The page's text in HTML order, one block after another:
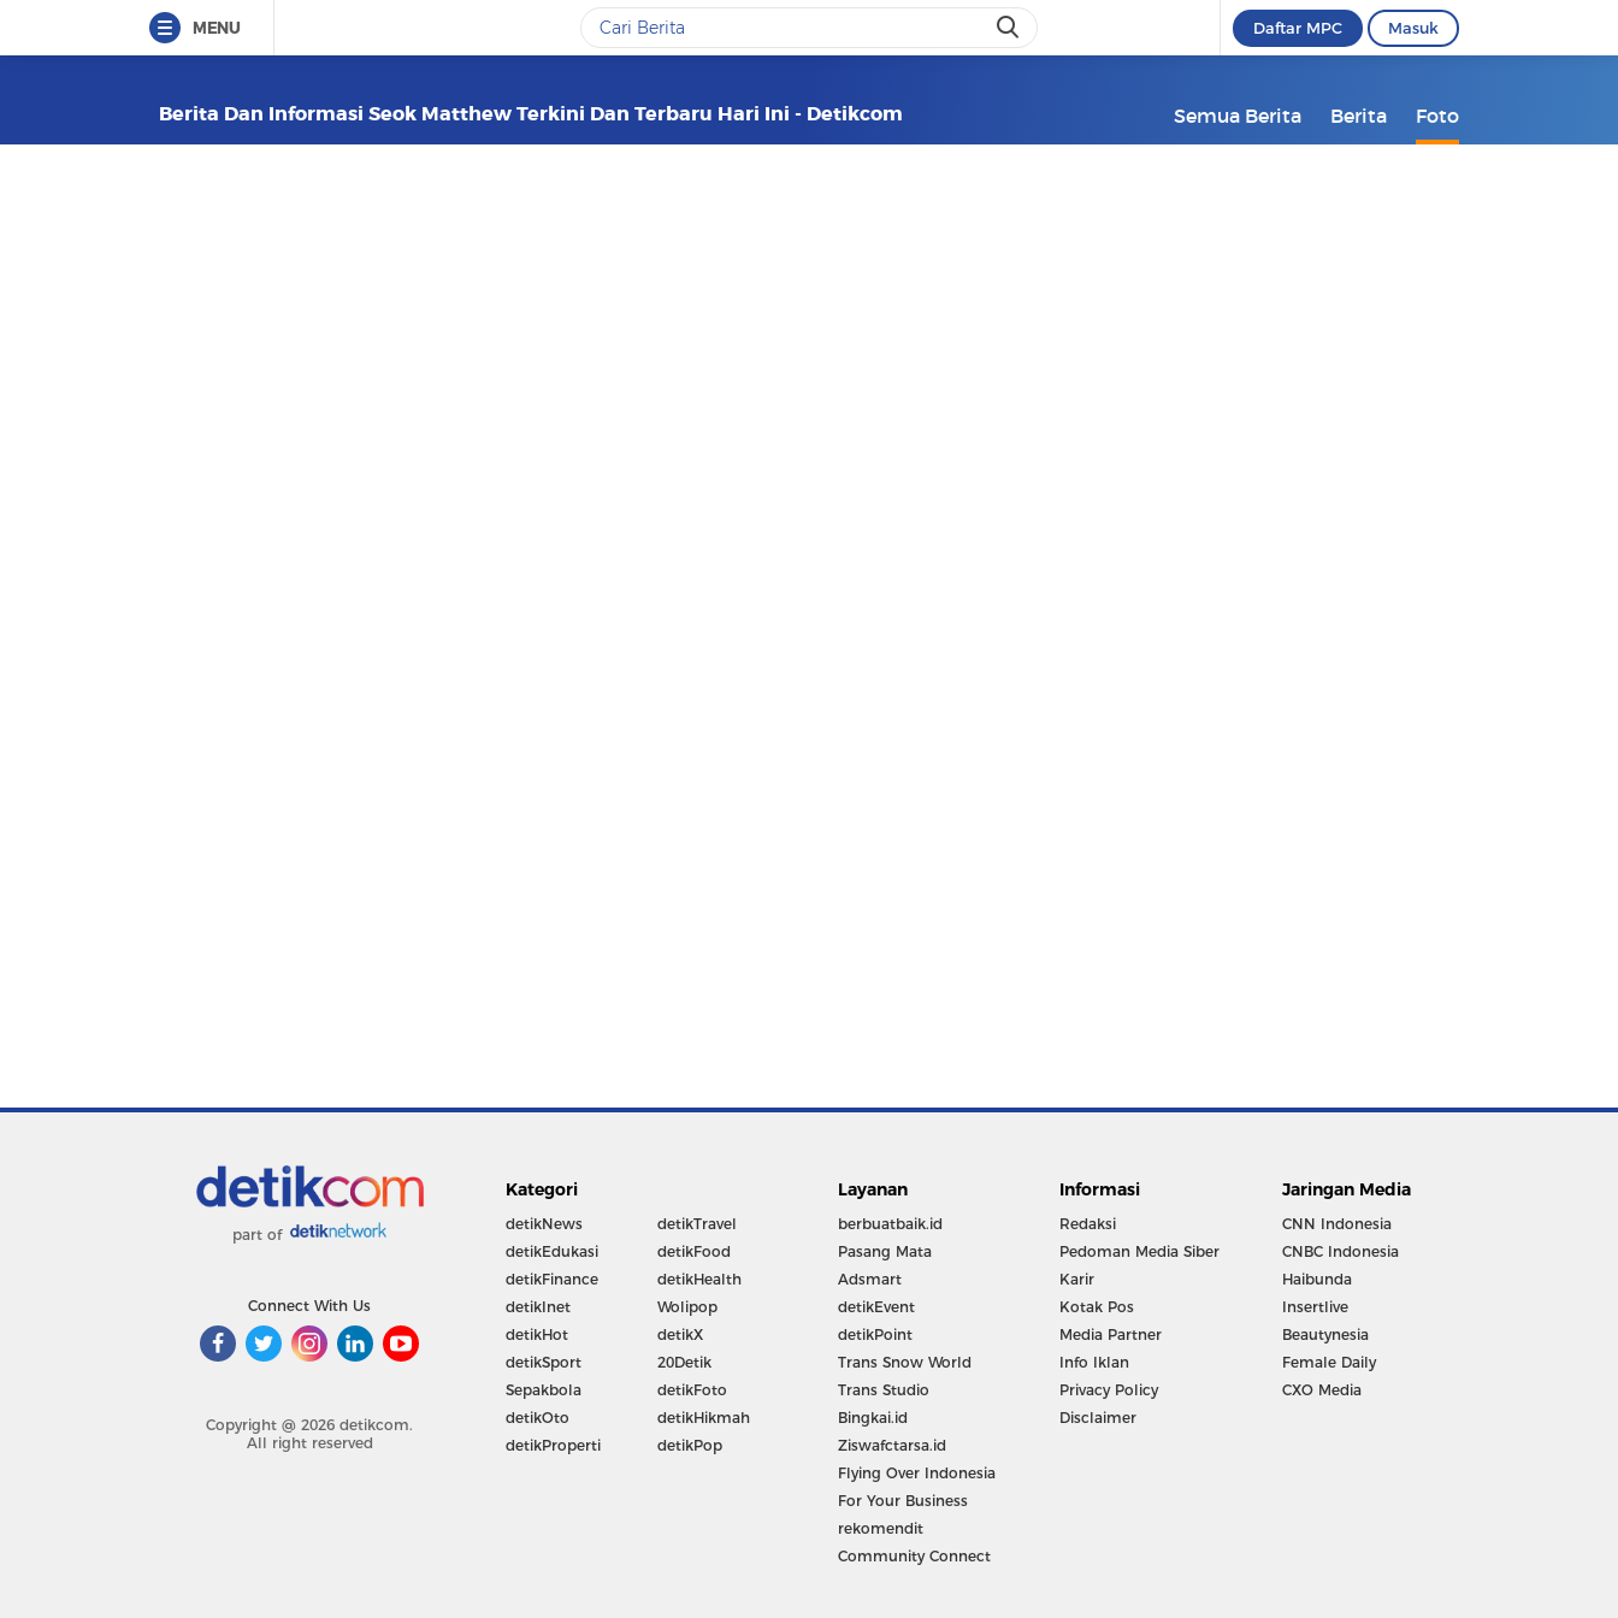
MENU Daftar MPC Masuk
Berita Dan Informasi Seok Matthew Terkini Dan Terbaru Hari Ini - Detikcom Semua Berita Berita Foto
part of
Connect With Us
Copyright @ 2026 detikcom.
All right reserved
Kategori
detikNews
detikEdukasi
detikFinance
detikInet
detikHot
detikSport
Sepakbola
detikOto
detikProperti
detikTravel
detikFood
detikHealth
Wolipop
detikX
20Detik
detikFoto
detikHikmah
detikPop
Layanan
berbuatbaik.id
Pasang Mata
Adsmart
detikEvent
detikPoint
Trans Snow World
Trans Studio
Bingkai.id
Ziswafctarsa.id
Flying Over Indonesia
For Your Business
rekomendit
Community Connect
Informasi
Redaksi
Pedoman Media Siber
Karir
Kotak Pos
Media Partner
Info Iklan
Privacy Policy
Disclaimer
Jaringan Media
CNN Indonesia
CNBC Indonesia
Haibunda
Insertlive
Beautynesia
Female Daily
CXO Media